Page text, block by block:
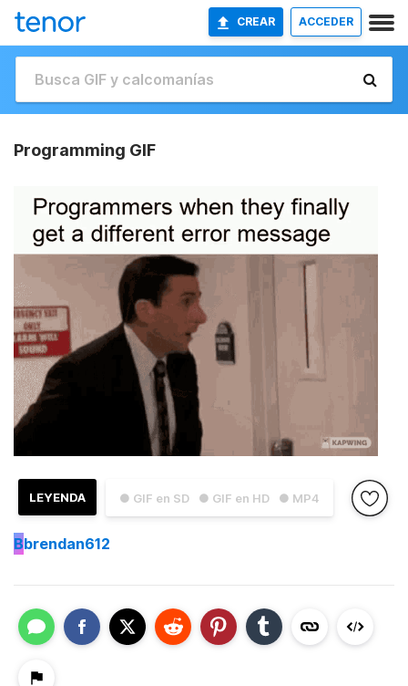
CREAR ACCEDER
Programming GIF
● GIF en SD ● GIF en HD ● MP4
LEYENDA
Bbrendan612